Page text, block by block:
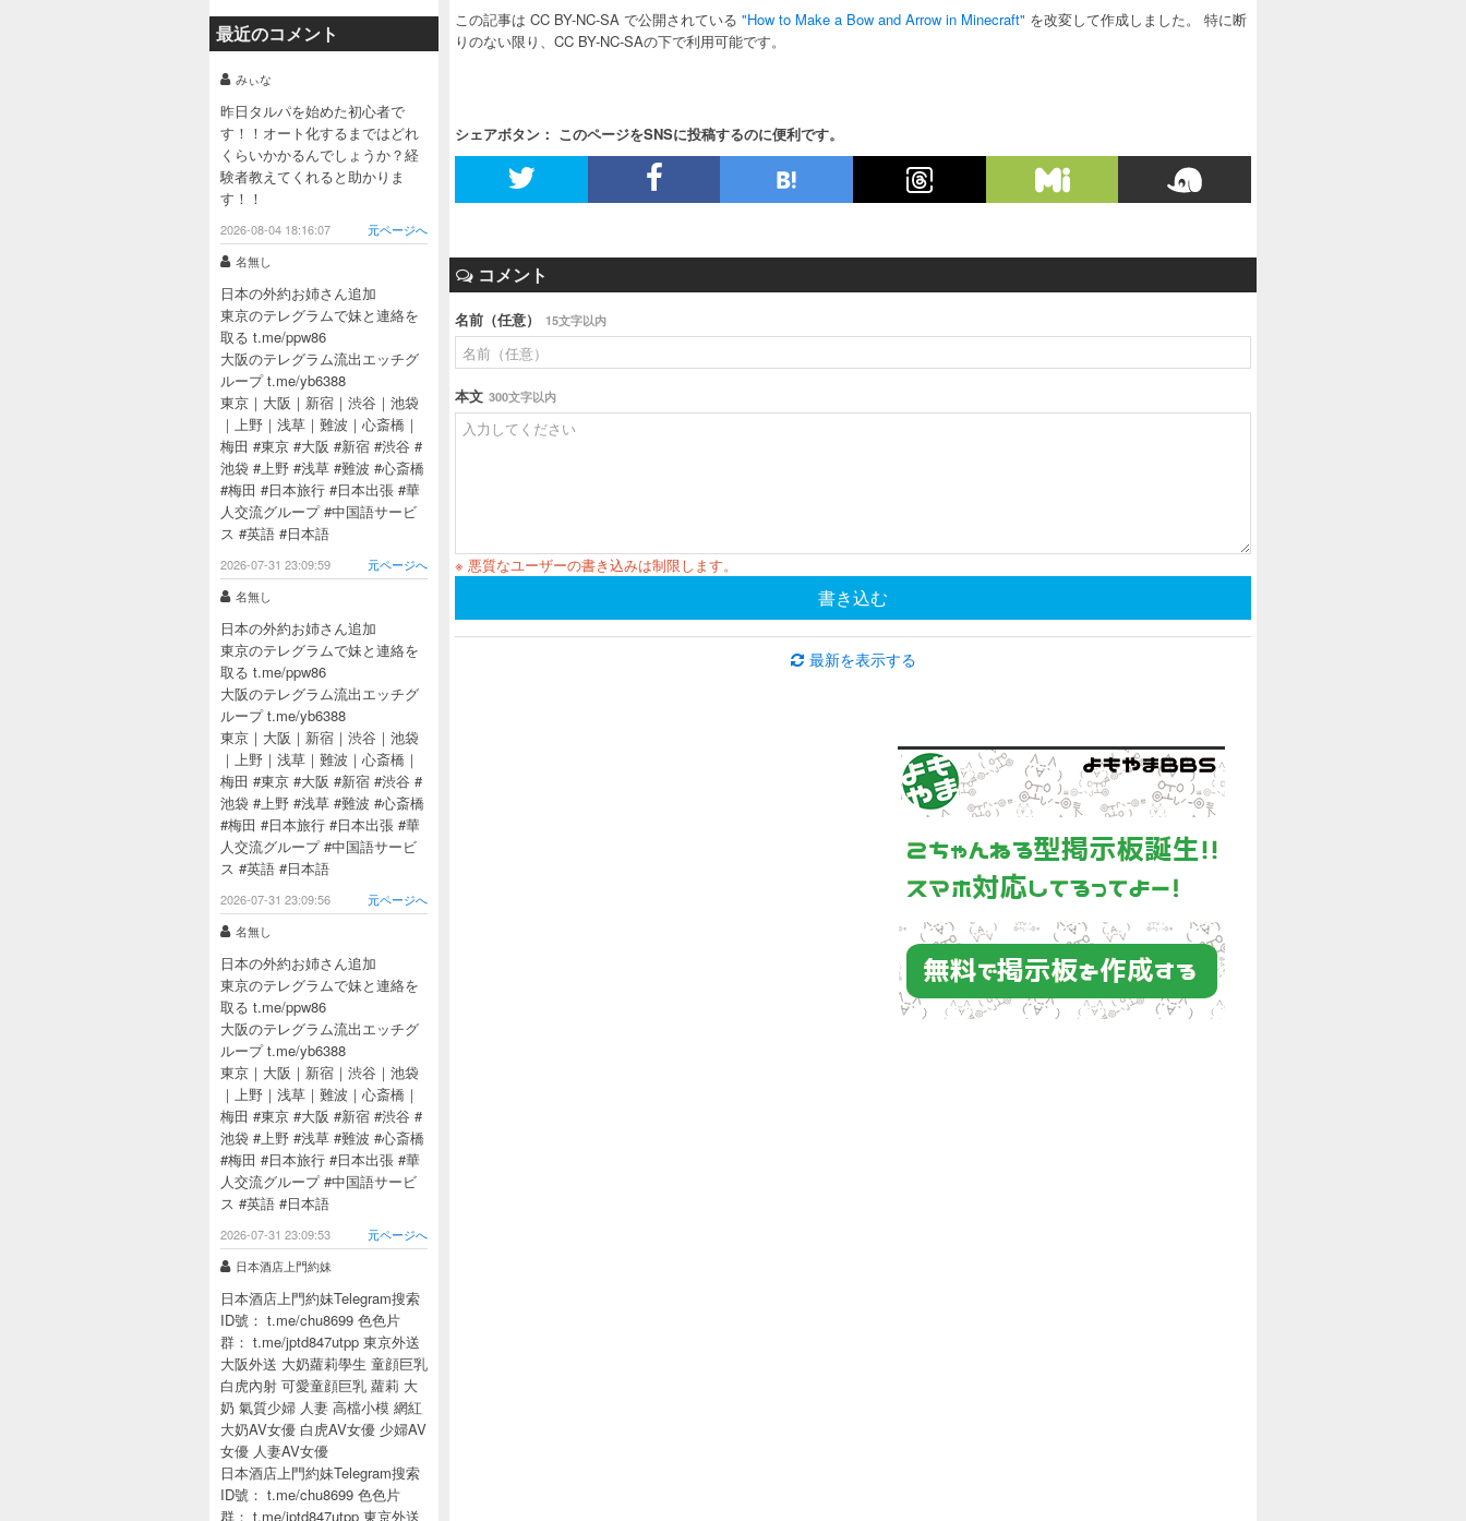
最近のコメント
みぃな
昨日タルパを始めた初心者で
す！！オート化するまではどれ
くらいかかるんでしょうか？経
験者教えてくれると助かりま
す！！
2026-08-04 18:16:07
元ページへ
名無し
日本の外約お姉さん追加
東京のテレグラムで妹と連絡を
取る t.me/ppw86
大阪のテレグラム流出エッチグ
ループ t.me/yb6388
東京｜大阪｜新宿｜渋谷｜池袋
｜上野｜浅草｜難波｜心斎橋｜
梅田 #東京 #大阪 #新宿 #渋谷 #
池袋 #上野 #浅草 #難波 #心斎橋
#梅田 #日本旅行 #日本出張 #華
人交流グループ #中国語サービ
ス #英語 #日本語
2026-07-31 23:09:59
元ページへ
名無し
日本の外約お姉さん追加
東京のテレグラムで妹と連絡を
取る t.me/ppw86
大阪のテレグラム流出エッチグ
ループ t.me/yb6388
東京｜大阪｜新宿｜渋谷｜池袋
｜上野｜浅草｜難波｜心斎橋｜
梅田 #東京 #大阪 #新宿 #渋谷 #
池袋 #上野 #浅草 #難波 #心斎橋
#梅田 #日本旅行 #日本出張 #華
人交流グループ #中国語サービ
ス #英語 #日本語
2026-07-31 23:09:56
元ページへ
名無し
日本の外約お姉さん追加
東京のテレグラムで妹と連絡を
取る t.me/ppw86
大阪のテレグラム流出エッチグ
ループ t.me/yb6388
東京｜大阪｜新宿｜渋谷｜池袋
｜上野｜浅草｜難波｜心斎橋｜
梅田 #東京 #大阪 #新宿 #渋谷 #
池袋 #上野 #浅草 #難波 #心斎橋
#梅田 #日本旅行 #日本出張 #華
人交流グループ #中国語サービ
ス #英語 #日本語
2026-07-31 23:09:53
元ページへ
日本酒店上門約妹
日本酒店上門約妹Telegram搜索
ID號： t.me/chu8699 色色片
群： t.me/jptd847utpp 東京外送
大阪外送 大奶蘿莉學生 童顔巨乳
白虎內射 可愛童顔巨乳 蘿莉 大
奶 氣質少婦 人妻 高檔小模 網紅
大奶AV女優 白虎AV女優 少婦AV
女優 人妻AV女優
日本酒店上門約妹Telegram搜索
ID號： t.me/chu8699 色色片
群： t.me/jptd847utpp 東京外送
この記事は CC BY-NC-SA で公開されている "How to Make a Bow and Arrow in Minecraft" を改変して作成しました。 特に断
りのない限り、CC BY-NC-SAの下で利用可能です。
シェアボタン： このページをSNSに投稿するのに便利です。
コメント
名前（任意） 15文字以内
本文 300文字以内
※ 悪質なユーザーの書き込みは制限します。
書き込む
最新を表示する